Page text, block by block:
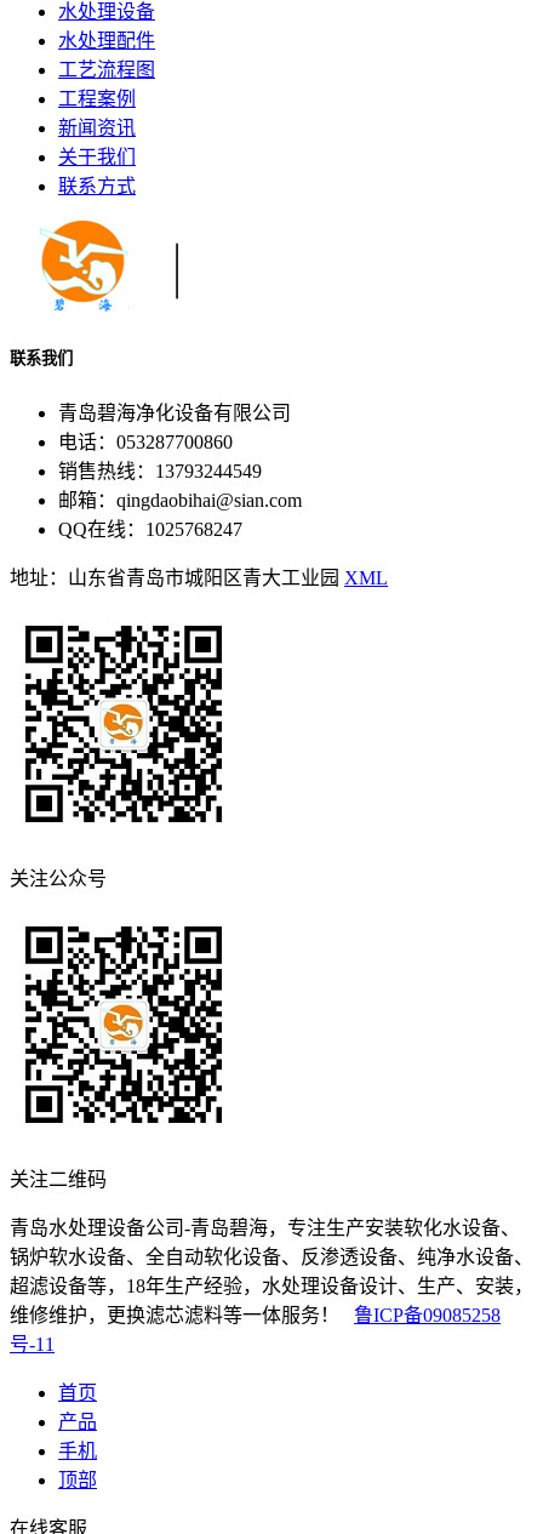
水处理设备
水处理配件
工艺流程图
工程案例
新闻资讯
关于我们
联系方式
联系我们
青岛碧海净化设备有限公司
电话：053287700860
销售热线：13793244549
邮箱：qingdaobihai@sian.com
QQ在线：1025768247
地址：山东省青岛市城阳区青大工业园 XML
关注公众号
关注二维码
青岛水处理设备公司-青岛碧海，专注生产安装软化水设备、
锅炉软水设备、全自动软化设备、反渗透设备、纯净水设备、
超滤设备等，18年生产经验，水处理设备设计、生产、安装，
维修维护，更换滤芯滤料等一体服务！ 鲁ICP备09085258
号-11
首页
产品
手机
顶部
在线客服